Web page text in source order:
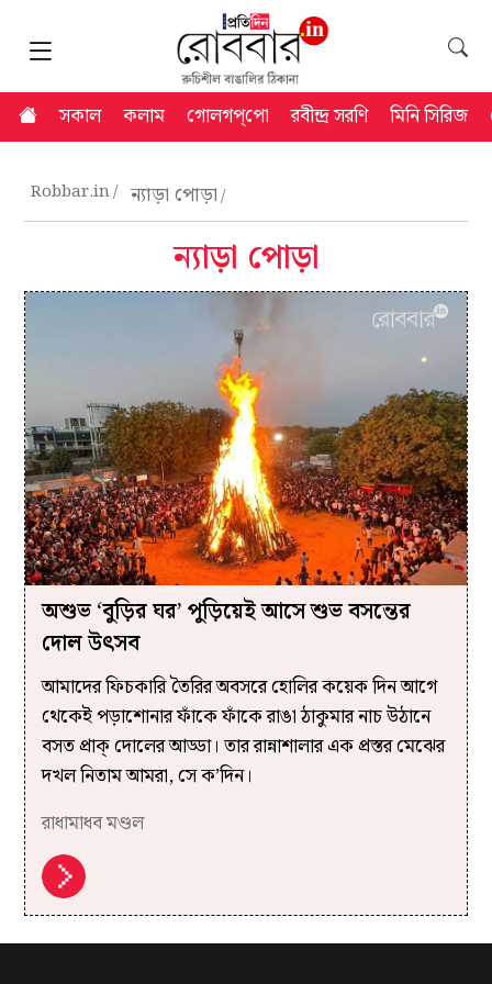
সকাল কলাম গোলগপ্‌পো রবীন্দ্র সরণি মিনি সিরিজ
Robbar.in ন্যাড়া পোড়া
ন্যাড়া পোড়া
অশুভ ‘বুড়ির ঘর’ পুড়িয়েই আসে শুভ বসন্তের
দোল উৎসব
আমাদের ফিচকারি তৈরির অবসরে হোলির কয়েক দিন আগে
থেকেই পড়াশোনার ফাঁকে ফাঁকে রাঙা ঠাকুমার নাচ উঠানে
বসত প্রাক্ দোলের আড্ডা। তার রান্নাশালার এক প্রস্তর মেঝের
দখল নিতাম আমরা, সে ক’দিন।
রাধামাধব মণ্ডল